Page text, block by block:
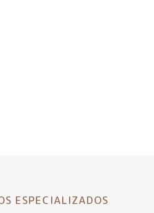
ESPECIALIZADOS